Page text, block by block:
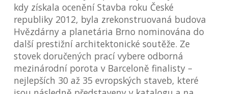
kdy získala ocenění Stavba roku České
republiky 2012, byla zrekonstruovaná budova
Hvězdárny a planetária Brno nominována do
další prestižní architektonické soutěže. Ze
stovek doručených prací vybere odborná
mezinárodní porota v Barceloně finalisty –
nejlepších 30 až 35 evropských staveb, které